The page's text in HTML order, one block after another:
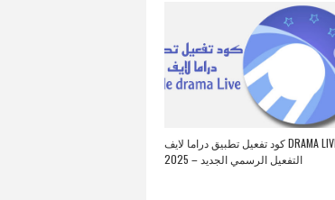
كود تفعيل تطبيق دراما لايف DRAMA LIVE
2025 – التفعيل الرسمي الجديد